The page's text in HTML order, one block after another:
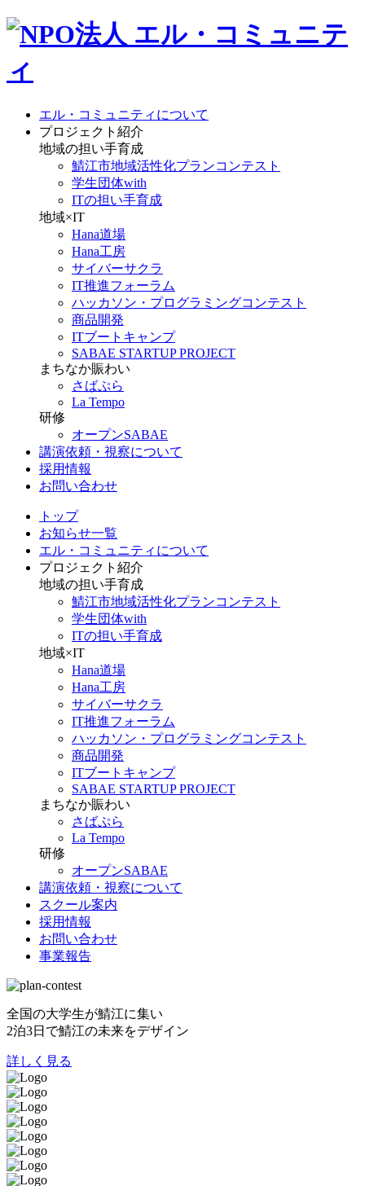
エル・コミュニティについて
プロジェクト紹介
地域の担い手育成
鯖江市地域活性化プランコンテスト
学生団体with
ITの担い手育成
地域×IT
Hana道場
Hana工房
サイバーサクラ
IT推進フォーラム
ハッカソン・プログラミングコンテスト
商品開発
ITブートキャンプ
SABAE STARTUP PROJECT
まちなか賑わい
さばぷら
La Tempo
研修
オープンSABAE
講演依頼・視察について
採用情報
お問い合わせ
トップ
お知らせ一覧
エル・コミュニティについて
プロジェクト紹介
地域の担い手育成
鯖江市地域活性化プランコンテスト
学生団体with
ITの担い手育成
地域×IT
Hana道場
Hana工房
サイバーサクラ
IT推進フォーラム
ハッカソン・プログラミングコンテスト
商品開発
ITブートキャンプ
SABAE STARTUP PROJECT
まちなか賑わい
さばぷら
La Tempo
研修
オープンSABAE
講演依頼・視察について
スクール案内
採用情報
お問い合わせ
事業報告
全国の大学生が鯖江に集い
2泊3日で鯖江の未来をデザイン
詳しく見る